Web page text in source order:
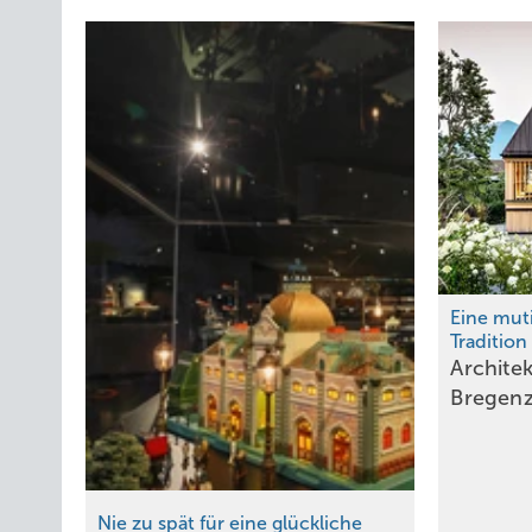
Strahlend schöne
Blechnerarbeit
Alu-Traum in
Weiß
Nie zu spät für eine glückliche
Eine
Tradition